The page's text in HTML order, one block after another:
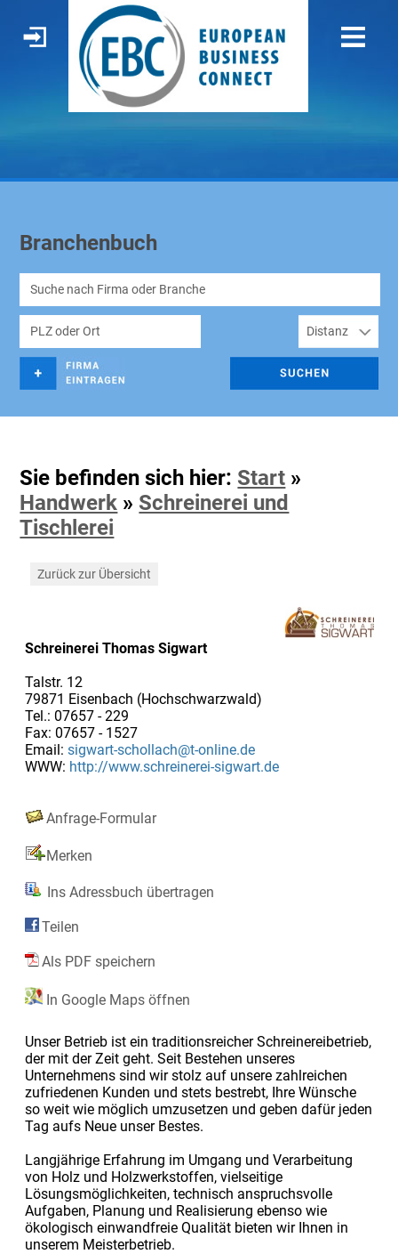
Branchenbuch
Sie befinden sich hier: Start »
Handwerk » Schreinerei und
Tischlerei
Zurück zur Übersicht
Schreinerei Thomas Sigwart
Talstr. 12
79871 Eisenbach (Hochschwarzwald)
Tel.: 07657 - 229
Fax: 07657 - 1527
Email: sigwart-schollach@t-online.de
WWW: http://www.schreinerei-sigwart.de
Anfrage-Formular
Merken
Ins Adressbuch übertragen
Teilen
Als PDF speichern
In Google Maps öffnen
Unser Betrieb ist ein traditionsreicher Schreinereibetrieb,
der mit der Zeit geht. Seit Bestehen unseres
Unternehmens sind wir stolz auf unsere zahlreichen
zufriedenen Kunden und stets bestrebt, Ihre Wünsche
so weit wie möglich umzusetzen und geben dafür jeden
Tag aufs Neue unser Bestes.
Langjährige Erfahrung im Umgang und Verarbeitung
von Holz und Holzwerkstoffen, vielseitige
Lösungsmöglichkeiten, technisch anspruchsvolle
Aufgaben, Planung und Realisierung ebenso wie
ökologisch einwandfreie Qualität bieten wir Ihnen in
unserem Meisterbetrieb.